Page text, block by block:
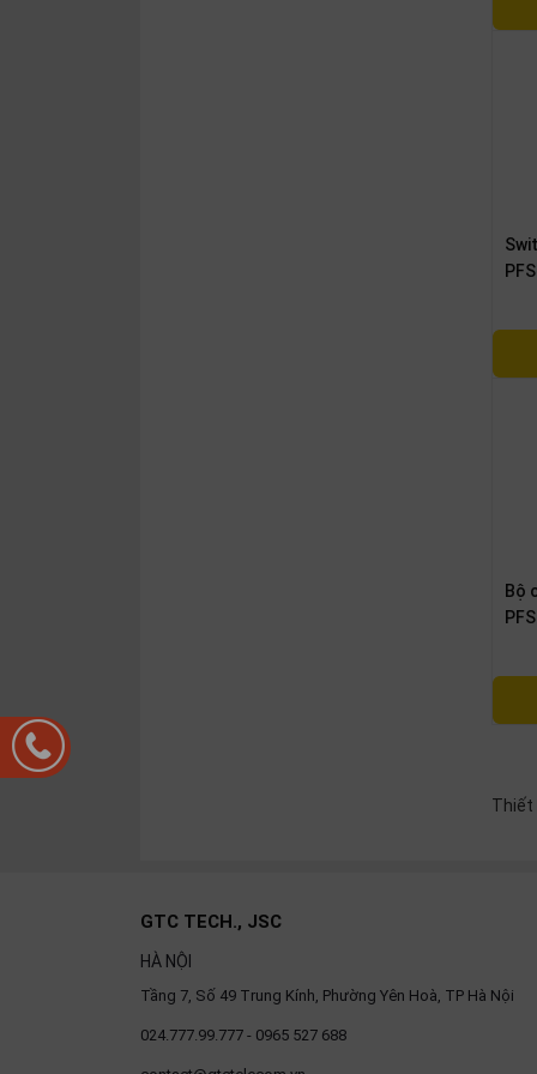
Bộ
Thiết
GTC TECH., JSC
HÀ NỘI
Tầng 7, Số 49 Trung Kính, Phường Yên Hoà, TP Hà Nội
024.777.99.777 - 0965 527 688